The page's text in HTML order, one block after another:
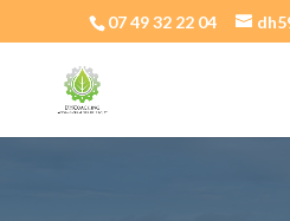
07 49 32 22 04